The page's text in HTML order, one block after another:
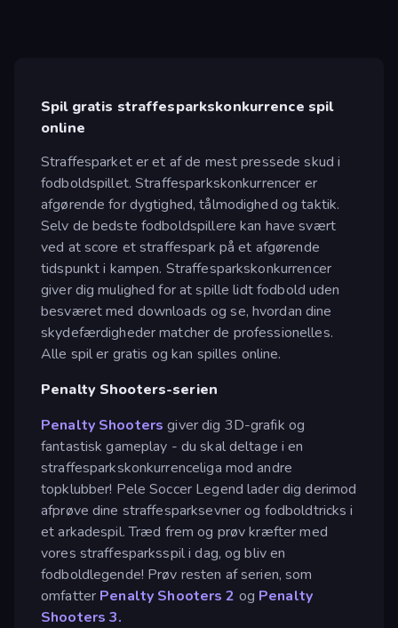
Spil gratis straffesparkskonkurrence spil
online
Straffesparket er et af de mest pressede skud i
fodboldspillet. Straffesparkskonkurrencer er
afgørende for dygtighed, tålmodighed og taktik.
Selv de bedste fodboldspillere kan have svært
ved at score et straffespark på et afgørende
tidspunkt i kampen. Straffesparkskonkurrencer
giver dig mulighed for at spille lidt fodbold uden
besværet med downloads og se, hvordan dine
skydefærdigheder matcher de professionelles.
Alle spil er gratis og kan spilles online.
Penalty Shooters-serien
Penalty Shooters giver dig 3D-grafik og
fantastisk gameplay - du skal deltage i en
straffesparkskonkurrenceliga mod andre
topklubber! Pele Soccer Legend lader dig derimod
afprøve dine straffesparksevner og fodboldtricks i
et arkadespil. Træd frem og prøv kræfter med
vores straffesparksspil i dag, og bliv en
fodboldlegende! Prøv resten af serien, som
omfatter Penalty Shooters 2 og Penalty
Shooters 3.